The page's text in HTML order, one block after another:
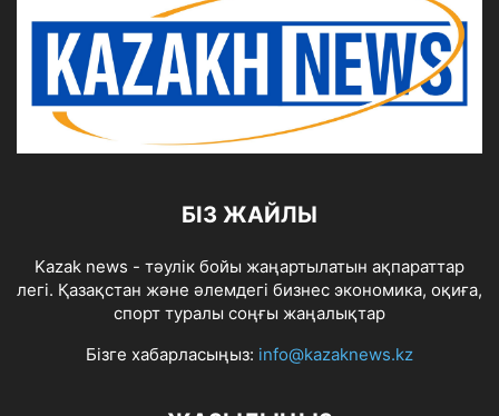
БІЗ ЖАЙЛЫ
Kazak news - тәулік бойы жаңартылатын ақпараттар
легі. Қазақстан және әлемдегі бизнес экономика, оқиға,
спорт туралы соңғы жаңалықтар
Бізге хабарласыңыз: info@kazaknews.kz